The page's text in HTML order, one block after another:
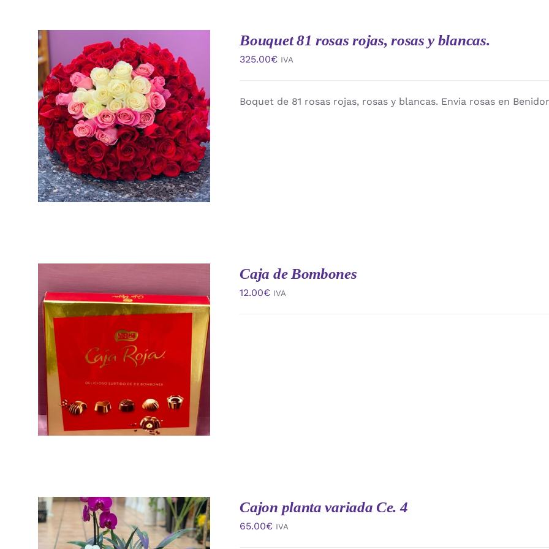
AÑADIR AL CARRITO /
VISTA
RAPIDA
Bouquet 81 rosas rojas, rosas y blancas.
325.00€ IVA
Boquet de 81 rosas rojas, rosas y blancas. Envia rosas en
AÑADIR AL CARRITO
VISTA
RAPIDA
Caja de Bombones
12.00€ IVA
Cajon planta variada Ce. 4
65.00€ IVA